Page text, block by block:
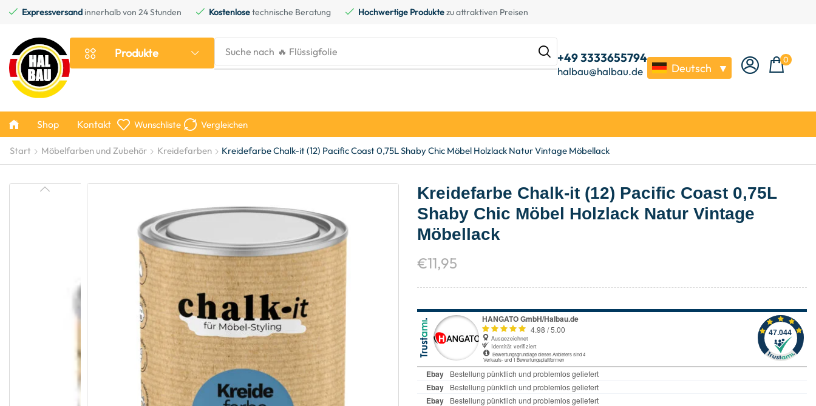
Expressversand innerhalb von 24 Stunden Kostenlosetechnische Beratung Hochwertige Produktezu attraktiven Preisen
Produkte Suche nach 🔥 Kreidefarbe +49 3333655794
halbau@halbau.de Deutsch ▼
0
Shop Kontakt Wunschliste Vergleichen
Start Möbelfarben und Zubehör Kreidefarben Kreidefarbe Chalk-it (12) Pacific Coast 0,75L Shaby Chic Möbel Holzlack Natur Vintage Möbellack
Kreidefarbe Chalk-it (12) Pacific Coast 0,75L
Shaby Chic Möbel Holzlack Natur Vintage
Möbellack
€11,95